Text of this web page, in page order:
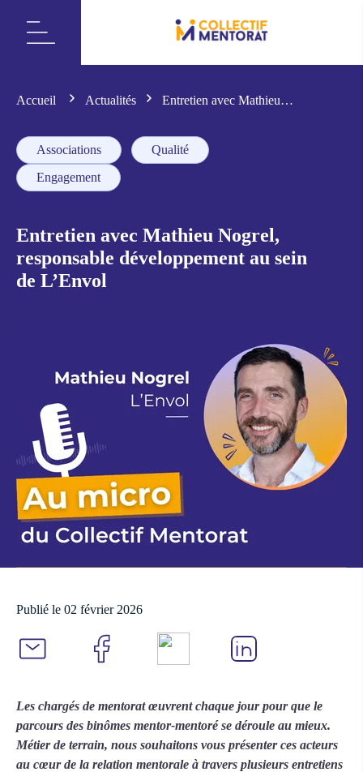
Accueil Actualités
Entretien avec Mathieu
Associations
Qualité
Engagement
Entretien avec Mathieu Nogrel,
responsable développement au sein
de L’Envol
Publié le 02 février 2026
Les chargés de mentorat œuvrent chaque jour pour que le
parcours des binômes mentor-mentoré se déroule au mieux.
Métier de terrain, nous souhaitons vous présenter ces acteurs
au cœur de la relation mentorale à travers plusieurs entretiens